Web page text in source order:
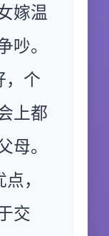
嫁温
吵。
，个
上都
母。
，
交